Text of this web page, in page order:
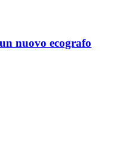
nuovo ecografo